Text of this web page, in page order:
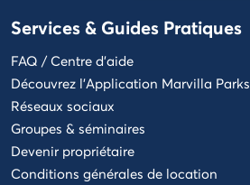
Services & Guides Pratiques
FAQ / Centre d'aide
Découvrez l'Application Marvilla Parks
Réseaux sociaux
Groupes & séminaires
Devenir propriétaire
Conditions générales de location